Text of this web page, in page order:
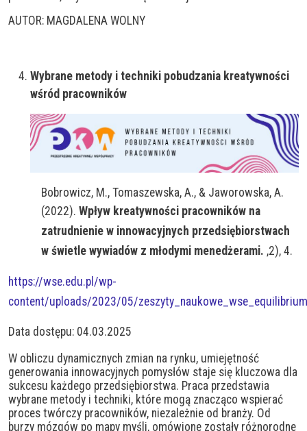
AUTOR: MAGDALENA WOLNY
Wybrane metody i techniki pobudzania kreatywności
wśród pracowników
Bobrowicz, M., Tomaszewska, A., & Jaworowska, A.
(2022). Wpływ kreatywności pracowników na
zatrudnienie w innowacyjnych przedsiębiorstwach
w świetle wywiadów z młodymi menedżerami. ,2), 4.
https://wse.edu.pl/wp-
content/uploads/2023/05/
Data dostępu: 04.03.2025
W obliczu dynamicznych zmian na rynku, umiejętność
generowania innowacyjnych pomysłów staje się kluczowa dla
sukcesu każdego przedsiębiorstwa. Praca przedstawia
wybrane metody i techniki, które mogą znacząco wspierać
proces twórczy pracowników, niezależnie od branży. Od
burzy mózgów po mapy myśli, omówione zostały różnorodne